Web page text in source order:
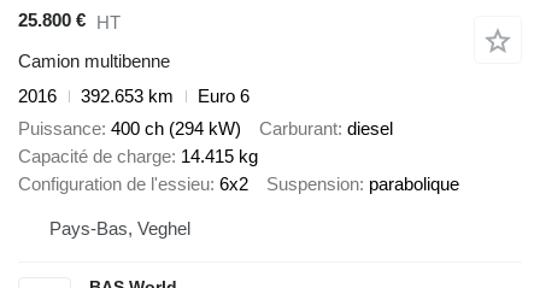
25.800 € HT
Camion multibenne
2016
392.653 km
Euro 6
Puissance 400 ch (294 kW) Carburant diesel
Capacité de charge 14.415 kg
Configuration de l'essieu 6x2 Suspension parabolique
Pays-Bas, Veghel